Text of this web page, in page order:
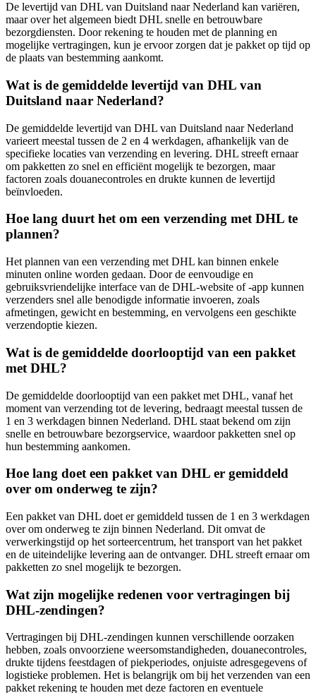
De levertijd van DHL van Duitsland naar Nederland kan variëren,
maar over het algemeen biedt DHL snelle en betrouwbare
bezorgdiensten. Door rekening te houden met de planning en
mogelijke vertragingen, kun je ervoor zorgen dat je pakket op tijd op
de plaats van bestemming aankomt.
Wat is de gemiddelde levertijd van DHL van
Duitsland naar Nederland?
De gemiddelde levertijd van DHL van Duitsland naar Nederland
varieert meestal tussen de 2 en 4 werkdagen, afhankelijk van de
specifieke locaties van verzending en levering. DHL streeft ernaar
om pakketten zo snel en efficiënt mogelijk te bezorgen, maar
factoren zoals douanecontroles en drukte kunnen de levertijd
beïnvloeden.
Hoe lang duurt het om een verzending met DHL te
plannen?
Het plannen van een verzending met DHL kan binnen enkele
minuten online worden gedaan. Door de eenvoudige en
gebruiksvriendelijke interface van de DHL-website of -app kunnen
verzenders snel alle benodigde informatie invoeren, zoals
afmetingen, gewicht en bestemming, en vervolgens een geschikte
verzendoptie kiezen.
Wat is de gemiddelde doorlooptijd van een pakket
met DHL?
De gemiddelde doorlooptijd van een pakket met DHL, vanaf het
moment van verzending tot de levering, bedraagt meestal tussen de
1 en 3 werkdagen binnen Nederland. DHL staat bekend om zijn
snelle en betrouwbare bezorgservice, waardoor pakketten snel op
hun bestemming aankomen.
Hoe lang doet een pakket van DHL er gemiddeld
over om onderweg te zijn?
Een pakket van DHL doet er gemiddeld tussen de 1 en 3 werkdagen
over om onderweg te zijn binnen Nederland. Dit omvat de
verwerkingstijd op het sorteercentrum, het transport van het pakket
en de uiteindelijke levering aan de ontvanger. DHL streeft ernaar om
pakketten zo snel mogelijk te bezorgen.
Wat zijn mogelijke redenen voor vertragingen bij
DHL-zendingen?
Vertragingen bij DHL-zendingen kunnen verschillende oorzaken
hebben, zoals onvoorziene weersomstandigheden, douanecontroles,
drukte tijdens feestdagen of piekperiodes, onjuiste adresgegevens of
logistieke problemen. Het is belangrijk om bij het verzenden van een
pakket rekening te houden met deze factoren en eventuele